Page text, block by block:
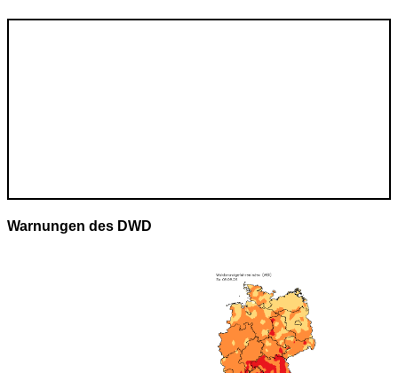
Warnungen des DWD